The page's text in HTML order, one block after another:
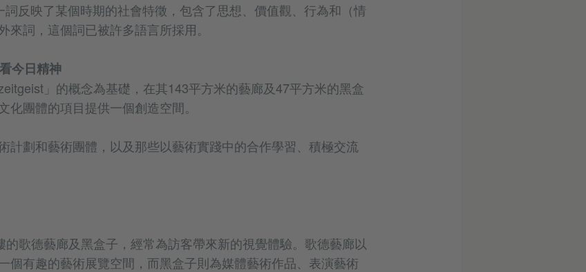
反映了某個時期的社會特徵，包含了思想、價值觀、行為和（情
來詞，這個詞已被許多語言所採用。
今日精神
」的概念為基礎，在其143平方米的藝廊及47平方米的黑盒
化團體的項目提供一個創造空間。
計劃和藝術團體，以及那些以藝術實踐中的合作學習、積極交流
歌德藝廊及黑盒子，經常為訪客帶來新的視覺體驗。歌德藝廊以
個有趣的藝術展覽空間，而黑盒子則為媒體藝術作品、表演藝術